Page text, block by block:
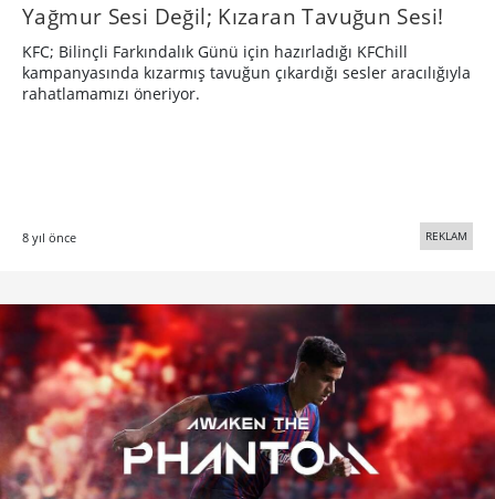
Yağmur Sesi Değil; Kızaran Tavuğun Sesi!
KFC; Bilinçli Farkındalık Günü için hazırladığı KFChill
kampanyasında kızarmış tavuğun çıkardığı sesler aracılığıyla
rahatlamamızı öneriyor.
8 yıl önce REKLAM